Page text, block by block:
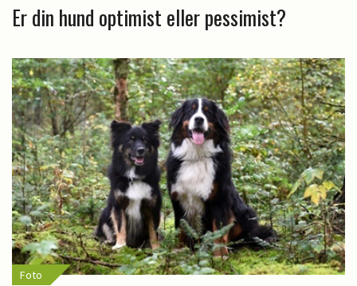
Er din hund optimist eller pessimist?
Foto